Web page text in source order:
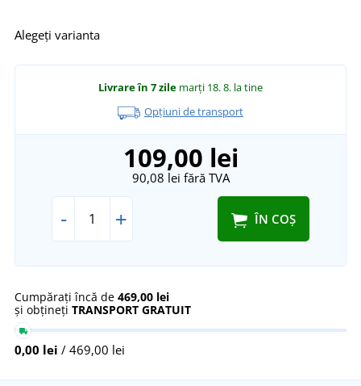
Alegeți varianta
Livrare în 7 zile marți 18. 8. la tine
Opțiuni de transport
109,00 lei
90,08 lei fără TVA
- + ÎN COȘ
Cumpărați încă de 469,00 lei
și obțineți TRANSPORT GRATUIT
0,00 lei / 469,00 lei